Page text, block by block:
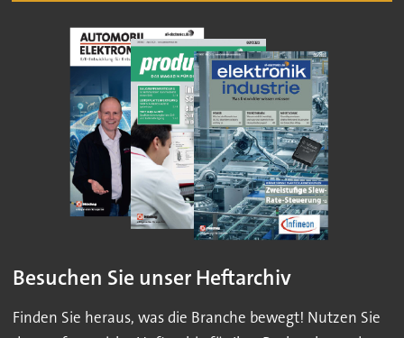
Besuchen Sie unser Heftarchiv
Finden Sie heraus, was die Branche bewegt! Nutzen Sie